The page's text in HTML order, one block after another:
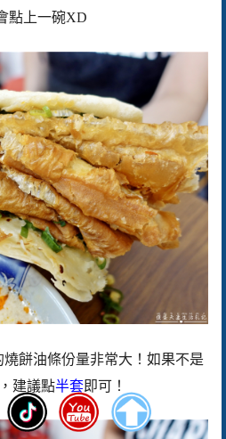
點上一碗XD
燒餅油條份量非常大！如果不是
建議點半套即可！